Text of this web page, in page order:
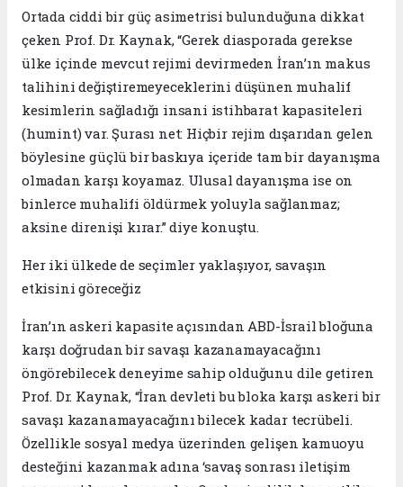
Ortada ciddi bir güç asimetrisi bulunduğuna dikkat
çeken Prof. Dr. Kaynak, “Gerek diasporada gerekse
ülke içinde mevcut rejimi devirmeden İran’ın makus
talihini değiştiremeyeceklerini düşünen muhalif
kesimlerin sağladığı insani istihbarat kapasiteleri
(humint) var. Şurası net: Hiçbir rejim dışarıdan gelen
böylesine güçlü bir baskıya içeride tam bir dayanışma
olmadan karşı koyamaz. Ulusal dayanışma ise on
binlerce muhalifi öldürmek yoluyla sağlanmaz;
aksine direnişi kırar.” diye konuştu.
Her iki ülkede de seçimler yaklaşıyor, savaşın
etkisini göreceğiz
İran’ın askeri kapasite açısından ABD-İsrail bloğuna
karşı doğrudan bir savaşı kazanamayacağını
öngörebilecek deneyime sahip olduğunu dile getiren
Prof. Dr. Kaynak, “İran devleti bu bloka karşı askeri bir
savaşı kazanamayacağını bilecek kadar tecrübeli.
Özellikle sosyal medya üzerinden gelişen kamuoyu
desteğini kazanmak adına ‘savaş sonrası iletişim